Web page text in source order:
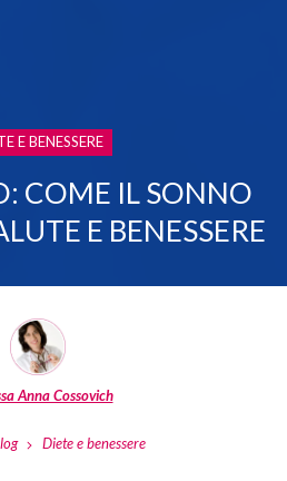
E BENESSERE
COME IL SONNO
E BENESSERE
Anna Cossovich
Diete e benessere